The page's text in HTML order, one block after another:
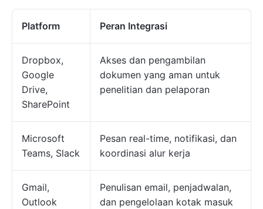
Platform Peran Integrasi
Dropbox,
Google
Drive,
SharePoint
Akses dan pengambilan
dokumen yang aman untuk
penelitian dan pelaporan
Microsoft
Teams, Slack
Pesan real-time, notifikasi, dan
koordinasi alur kerja
Gmail,
Outlook
Penulisan email, penjadwalan,
dan pengelolaan kotak masuk